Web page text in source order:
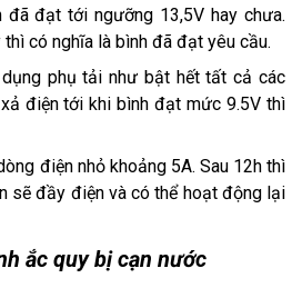
đã đạt tới ngưỡng 13,5V hay chưa.
có nghĩa là bình đã đạt yêu cầu.
phụ tải như bật hết tất cả các
điện tới khi bình đạt mức 9.5V thì
điện nhỏ khoảng 5A. Sau 12h thì
sẽ đầy điện và có thể hoạt động lại
ắc quy bị cạn nước